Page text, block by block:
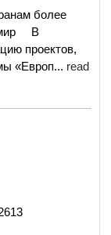
более
В
проектов,
«Европ... read